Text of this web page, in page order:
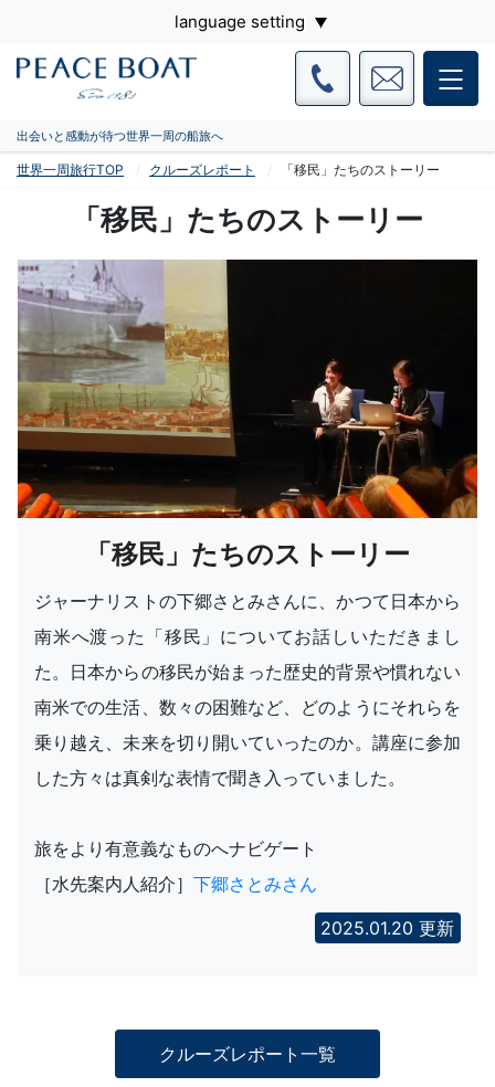
language setting
出会いと感動が待つ世界一周の船旅へ
世界一周旅行TOP クルーズレポート 「移民」たちのストーリー
「移民」たちのストーリー
「移民」たちのストーリー
ジャーナリストの下郷さとみさんに、かつて日本から
南米へ渡った「移民」についてお話しいただきまし
た。日本からの移民が始まった歴史的背景や慣れない
南米での生活、数々の困難など、どのようにそれらを
乗り越え、未来を切り開いていったのか。講座に参加
した方々は真剣な表情で聞き入っていました。
旅をより有意義なものへナビゲート
［水先案内人紹介］ 下郷さとみさん
2025.01.20 更新
クルーズレポート一覧